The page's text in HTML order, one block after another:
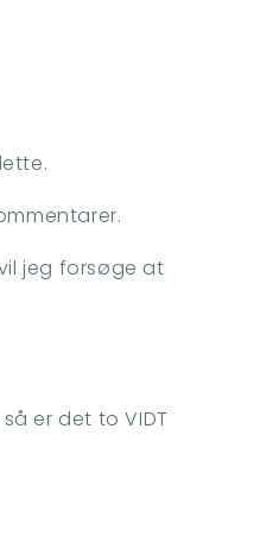
jeg forsøge at
så er det to VIDT